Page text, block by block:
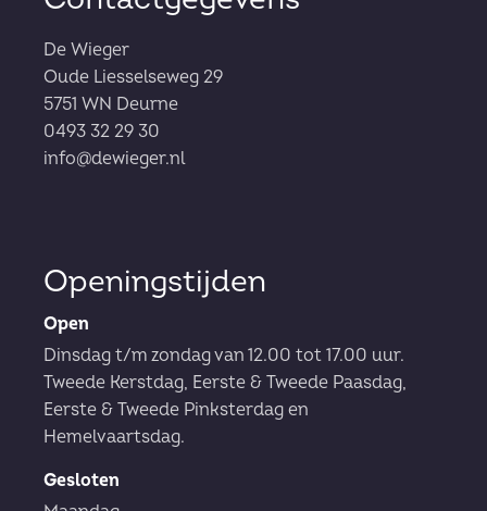
De Wieger
Oude Liesselseweg 29
5751 WN Deurne
0493 32 29 30
info@dewieger.nl
Openingstijden
Open
Dinsdag t/m zondag van 12.00 tot 17.00 uur.
Tweede Kerstdag, Eerste & Tweede Paasdag,
Eerste & Tweede Pinksterdag en
Hemelvaartsdag.
Gesloten